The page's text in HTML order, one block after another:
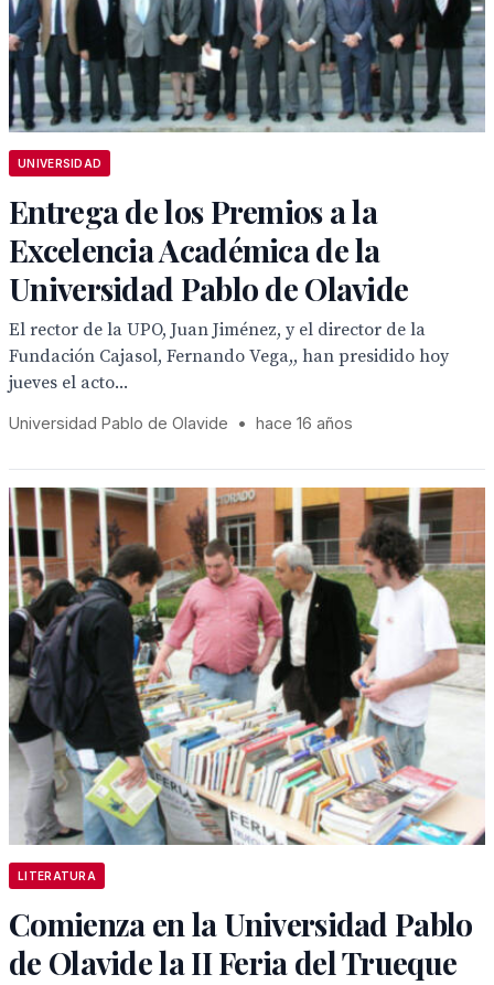
UNIVERSIDAD
Entrega de los Premios a la
Excelencia Académica de la
Universidad Pablo de Olavide
El rector de la UPO, Juan Jiménez, y el director de la
Fundación Cajasol, Fernando Vega,, han presidido hoy
jueves el acto...
Universidad Pablo de Olavide • hace 16 años
LITERATURA
Comienza en la Universidad Pablo
de Olavide la II Feria del Trueque